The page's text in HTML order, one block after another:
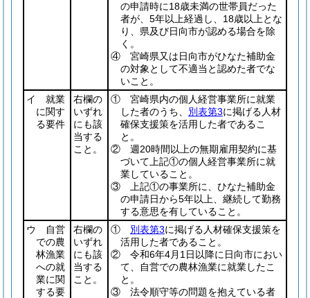
の申請時に18歳未満の世帯員だった
者が、5年以上経過し、18歳以上とな
り、県及び日向市が認める場合を除
く。
④ 宮崎県又は日向市がひなた補助金
の対象として不適当と認めた者でな
いこと。
イ 就業
に関す
る要件
右欄の
いずれ
にも該
当する
こと。
① 宮崎県内の個人経営事業所に就業
した者のうち、 別表第3に掲げる人材
確保支援策を活用した者であるこ
と。
② 週20時間以上の無期雇用契約に基
づいて上記①の個人経営事業所に就
業していること。
③ 上記①の事業所に、ひなた補助金
の申請日から5年以上、継続して勤務
する意思を有していること。
ウ 自営
での農
林漁業
への就
業に関
する要
右欄の
いずれ
にも該
当する
こと。
① 別表第3に掲げる人材確保支援策を
活用した者であること。
② 令和6年4月1日以降に日向市におい
て、自営での農林漁業に就業したこ
と。
③ 法令順守等の問題を抱えている者